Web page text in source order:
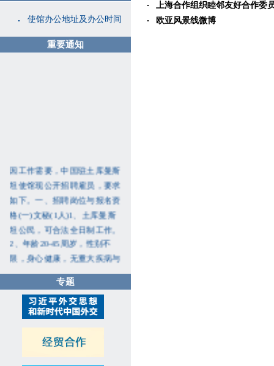
使馆办公地址及办公时间
重要通知
因工作需要，中国驻土库曼斯
坦使馆现公开招聘雇员，要求
如下。一、招聘岗位与报名资
格(一)文秘(1人)1、土库曼斯
坦公民，可合法全日制工作。
2、年龄20-45周岁，性别不
限，身心健康，无重大疾病与
上学历，精通俄语、土库曼
语、汉语，写作、翻译公文能
力良好。有翻译工作经历者、
懂英语者优先。4、熟悉各类
办公软件，掌握基本行政商务
服务礼仪，有相关工作经历者
专题
上海合作组织睦邻友好合作委
欧亚风景线微博